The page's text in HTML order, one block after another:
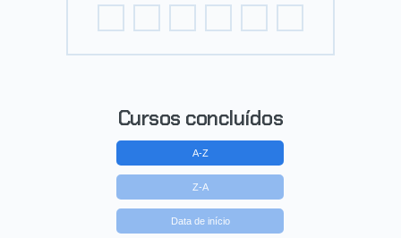
Cursos concluídos
A-Z
Z-A
Data de início